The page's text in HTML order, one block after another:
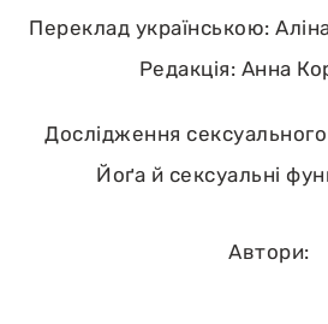
Переклад українською:
Редакція: Анна
Дослідження
Йоґа й сексуальні
Автори: